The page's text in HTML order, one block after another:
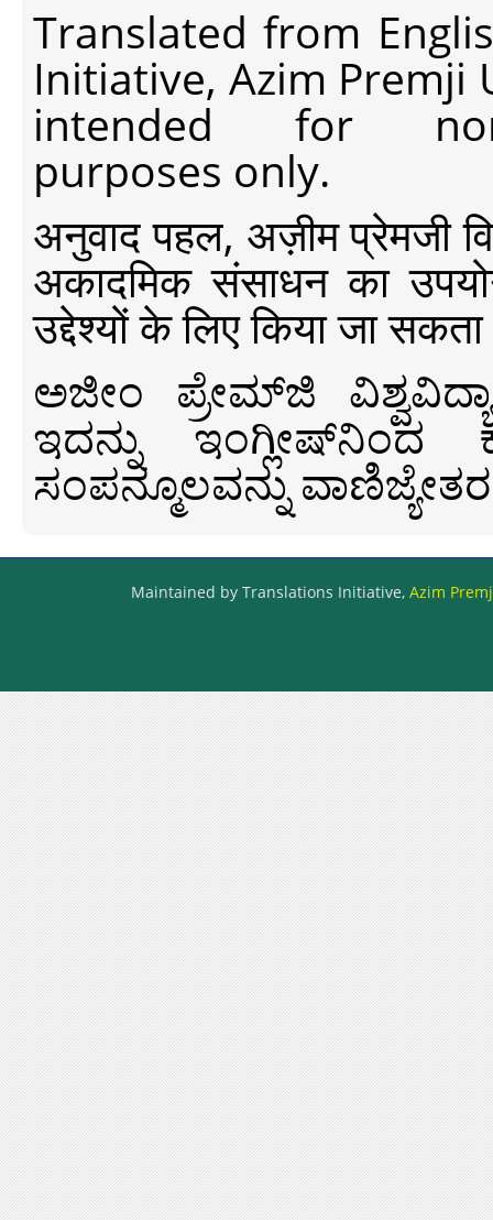
Translated from
Initiative, Azim Premji
intended for non-
purposes only.
अनुवाद पहल, अज़ीम प्रेमजी
अकादमिक संसाधन का
उद्देश्यों के लिए किया जा
ಅಜೀಂ ಪ್ರೇಮ್‍ಜಿ
ಇದನ್ನು ಇಂಗ್ಲೀಷ್‍ನಿಂದ
ಸಂಪನ್ಮೂಲವನ್ನು
Maintained by Translations Initiative, Azim